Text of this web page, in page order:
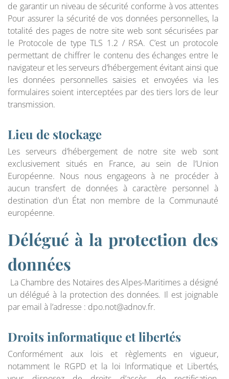
de garantir un niveau de sécurité conforme à vos attentes
Pour assurer la sécurité de vos données personnelles, la
totalité des pages de notre site web sont sécurisées par
le Protocole de type TLS 1.2 / RSA. C’est un protocole
permettant de chiffrer le contenu des échanges entre le
navigateur et les serveurs d’hébergement évitant ainsi que
les données personnelles saisies et envoyées via les
formulaires soient interceptées par des tiers lors de leur
transmission.
Lieu de stockage
Les serveurs d’hébergement de notre site web sont
exclusivement situés en France, au sein de l’Union
Européenne. Nous nous engageons à ne procéder à
aucun transfert de données à caractère personnel à
destination d’un État non membre de la Communauté
européenne.
Délégué à la protection des
données
La Chambre des Notaires des Alpes-Maritimes a désigné
un délégué à la protection des données. Il est joignable
par email à l’adresse : dpo.not@adnov.fr.
Droits informatique et libertés
Conformément aux lois et règlements en vigueur,
notamment le RGPD et la loi Informatique et Libertés,